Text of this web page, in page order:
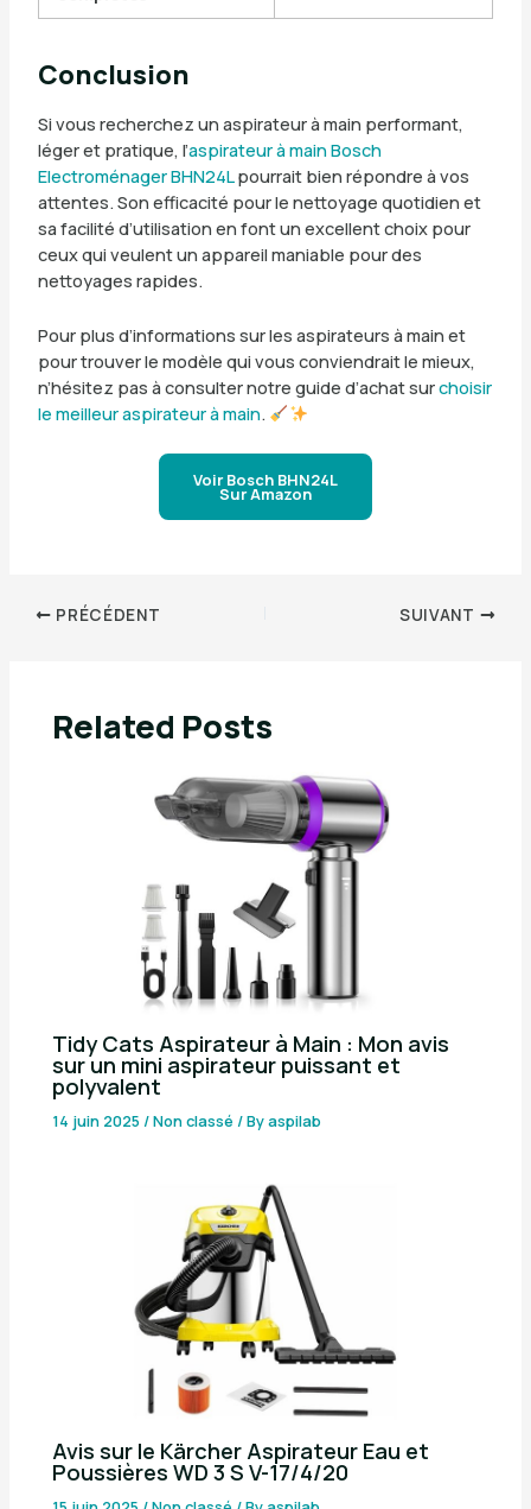
Conclusion
Si vous recherchez un aspirateur à main performant,
léger et pratique, l’aspirateur à main Bosch
Electroménager BHN24Lpourrait bien répondre à vos
attentes. Son efficacité pour le nettoyage quotidien et
sa facilité d’utilisation en font un excellent choix pour
ceux qui veulent un appareil maniable pour des
nettoyages rapides.
Pour plus d’informations sur les aspirateurs à main et
pour trouver le modèle qui vous conviendrait le mieux,
n’hésitez pas à consulter notre guide d’achat surchoisir
le meilleur aspirateur à main.
Voir Bosch BHN24L
Sur Amazon
PRÉCÉDENT SUIVANT
Related Posts
Tidy Cats Aspirateur à Main : Mon avis
sur un mini aspirateur puissant et
polyvalent
14 juin 2025/Non classé / Byaspilab
Avis sur le Kärcher Aspirateur Eau et
Poussières WD 3 S V-17/4/20